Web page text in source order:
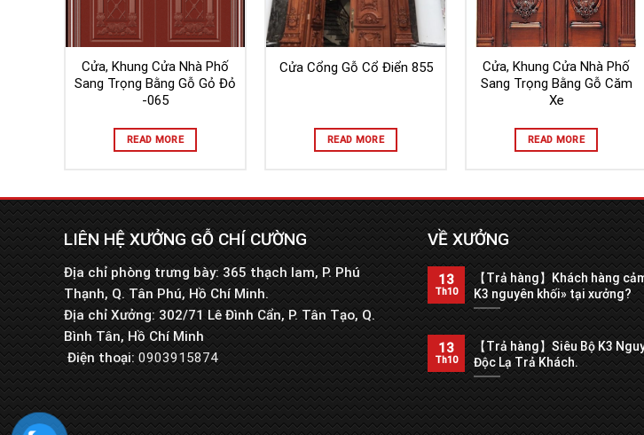
Cửa, Khung Cửa Nhà Phố
Sang Trọng Bằng Gỗ Gỏ Đỏ
-065
READ MORE
Cửa Cổng Gỗ Cổ Điển 855
READ MORE
Cửa, Khung Cửa Nhà Phố
Sang Trọng Bằng Gỗ Căm
Xe
READ MORE
LIÊN HỆ XƯỞNG GỖ CHÍ CƯỜNG
Địa chỉ phòng trưng bày: 365 thạch lam, P. Phú
Thạnh, Q. Tân Phú, Hồ Chí Minh.
Địa chỉ Xưởng: 302/71 Lê Đình Cẩn, P. Tân Tạo, Q.
Bình Tân, Hồ Chí Minh
Điện thoại: 0903915874
VỀ XƯỞNG
【Trả hàng】Khách hàng
K3 nguyên khối» tại xưởng?
13
Th10
【Trả hàng】Siêu Bộ K3
Độc Lạ Trả Khách.
13
Th10